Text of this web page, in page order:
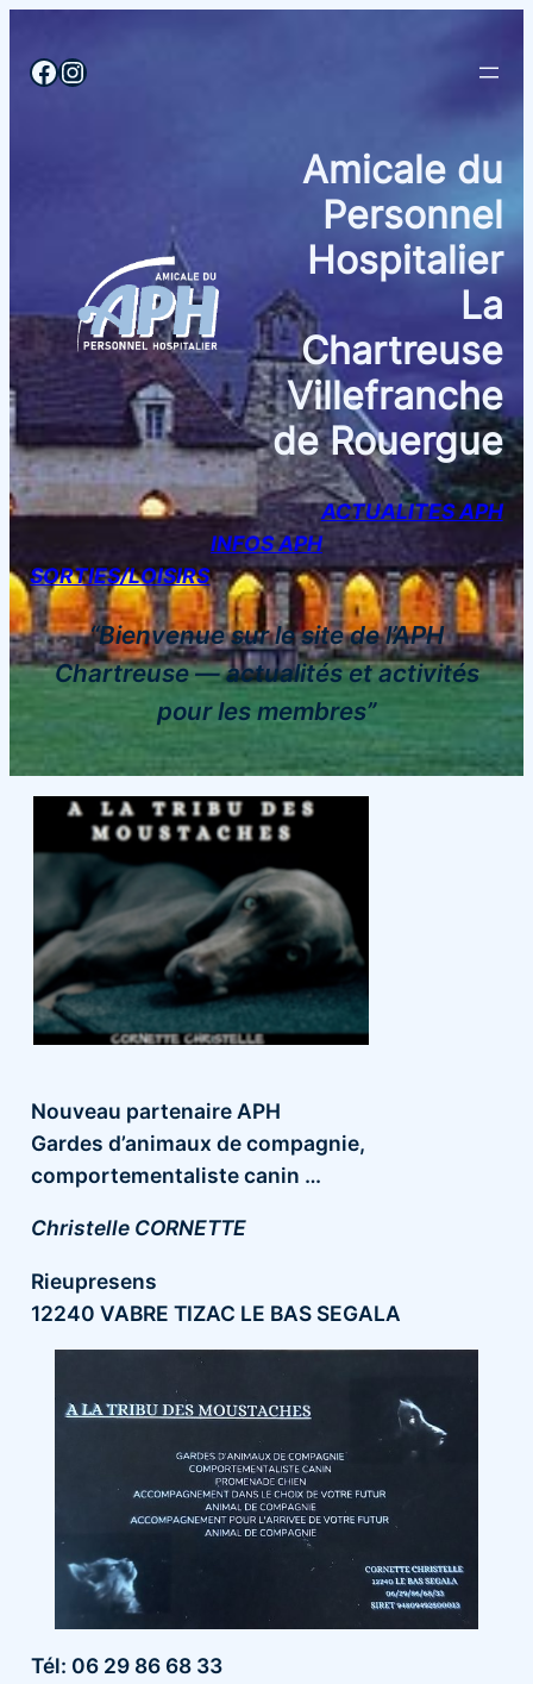
contenu
Facebook
Instagram
Amicale du
Personnel
Hospitalier
La
Chartreuse
Villefranche
de Rouergue
ACTUALITES APH
INFOS APH
SORTIES/LOISIRS
“Bienvenue sur le site de l’APH
Chartreuse — actualités et activités
pour les membres”
Nouveau partenaire APH
Gardes d’animaux de compagnie,
comportementaliste canin …
Christelle CORNETTE
Rieupresens
12240 VABRE TIZAC LE BAS SEGALA
Tél: 06 29 86 68 33